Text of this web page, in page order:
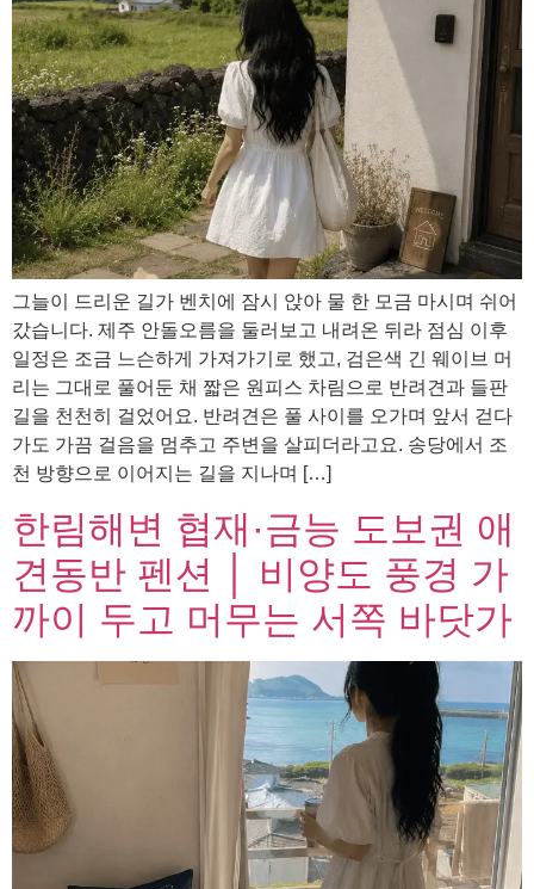
그늘이 드리운 길가 벤치에 잠시 앉아 물 한 모금 마시며 쉬어
갔습니다. 제주 안돌오름을 둘러보고 내려온 뒤라 점심 이후
일정은 조금 느슨하게 가져가기로 했고, 검은색 긴 웨이브 머
리는 그대로 풀어둔 채 짧은 원피스 차림으로 반려견과 들판
길을 천천히 걸었어요. 반려견은 풀 사이를 오가며 앞서 걷다
가도 가끔 걸음을 멈추고 주변을 살피더라고요. 송당에서 조
천 방향으로 이어지는 길을 지나며 […]
한림해변 협재·금능 도보권 애
견동반 펜션 │ 비양도 풍경 가
까이 두고 머무는 서쪽 바닷가